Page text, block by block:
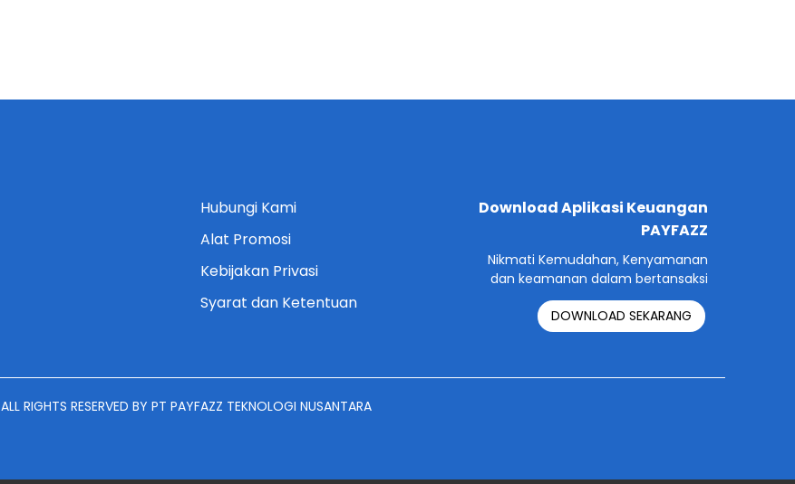
Hubungi Kami
Alat Promosi
Kebijakan Privasi
Syarat dan Ketentuan
Download Aplikasi Keuangan
PAYFAZZ
Nikmati Kemudahan, Kenyamanan
dan keamanan dalam bertansaksi
DOWNLOAD SEKARANG
ALL RIGHTS RESERVED BY PT PAYFAZZ TEKNOLOGI NUSANTARA